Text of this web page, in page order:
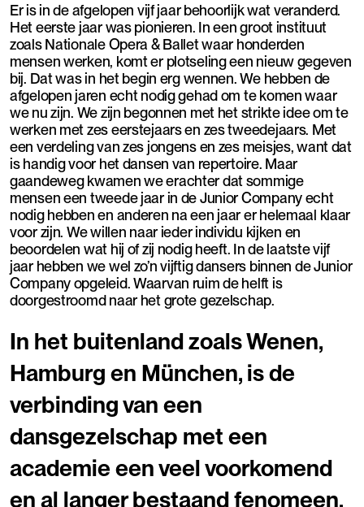
Er is in de afgelopen vijf jaar behoorlijk wat veranderd.
Het eerste jaar was pionieren. In een groot instituut
zoals Nationale Opera & Ballet waar honderden
mensen werken, komt er plotseling een nieuw gegeven
bij. Dat was in het begin erg wennen. We hebben de
afgelopen jaren echt nodig gehad om te komen waar
we nu zijn. We zijn begonnen met het strikte idee om te
werken met zes eerstejaars en zes tweedejaars. Met
een verdeling van zes jongens en zes meisjes, want dat
is handig voor het dansen van repertoire. Maar
gaandeweg kwamen we erachter dat sommige
mensen een tweede jaar in de Junior Company echt
nodig hebben en anderen na een jaar er helemaal klaar
voor zijn. We willen naar ieder individu kijken en
beoordelen wat hij of zij nodig heeft. In de laatste vijf
jaar hebben we wel zo’n vijftig dansers binnen de Junior
Company opgeleid. Waarvan ruim de helft is
doorgestroomd naar het grote gezelschap.
In het buitenland zoals Wenen,
Hamburg en München, is de
verbinding van een
dansgezelschap met een
academie een veel voorkomend
en al langer bestaand fenomeen.